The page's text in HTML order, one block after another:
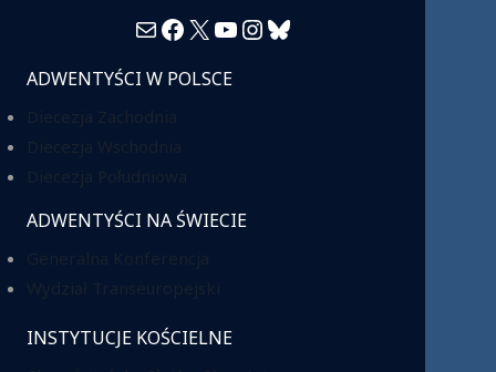
MailFacebook
X YouTube
Instagram
Bluesky
ADWENTYŚCI W POLSCE
ADWENTYŚCI NA ŚWIECIE
INSTYTUCJE KOŚCIELNE